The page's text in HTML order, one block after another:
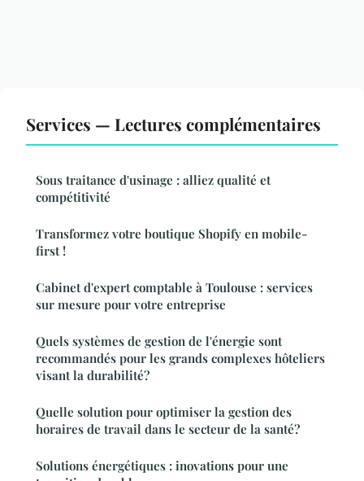
Services — Lectures complémentaires
Sous traitance d'usinage : alliez qualité et
compétitivité
Transformez votre boutique Shopify en mobile-
first !
Cabinet d'expert comptable à Toulouse : services
sur mesure pour votre entreprise
Quels systèmes de gestion de l'énergie sont
recommandés pour les grands complexes hôteliers
visant la durabilité?
Quelle solution pour optimiser la gestion des
horaires de travail dans le secteur de la santé?
Solutions énergétiques : inovations pour une